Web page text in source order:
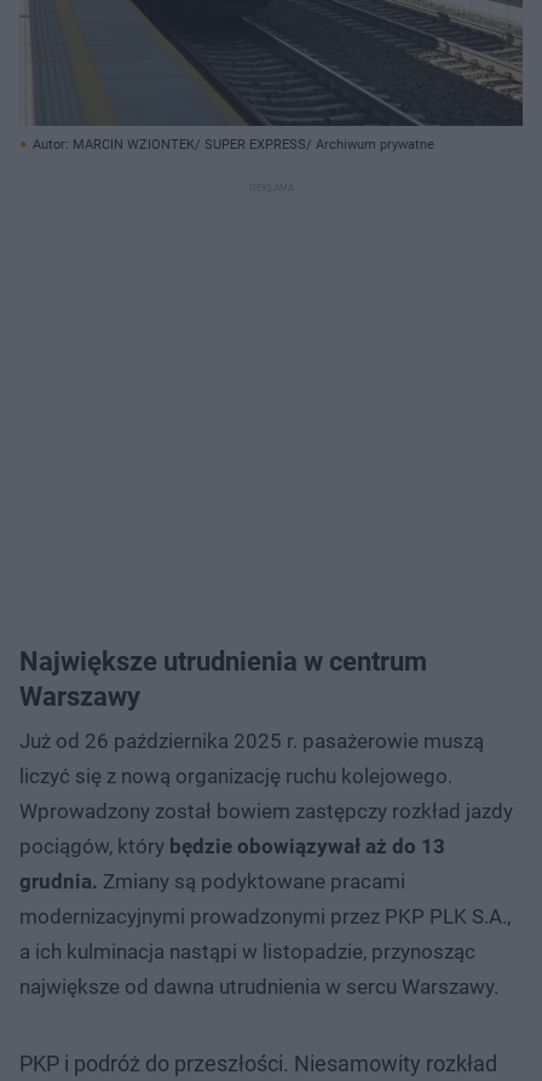
Autor: MARCIN WZIONTEK/ SUPER EXPRESS/ Archiwum prywatne
Największe utrudnienia w centrum
Warszawy
Już od 26 października 2025 r. pasażerowie muszą
liczyć się z nową organizację ruchu kolejowego.
Wprowadzony został bowiem zastępczy rozkład jazdy
pociągów, który będzie obowiązywał aż do 13
grudnia. Zmiany są podyktowane pracami
modernizacyjnymi prowadzonymi przez PKP PLK S.A.,
a ich kulminacja nastąpi w listopadzie, przynosząc
największe od dawna utrudnienia w sercu Warszawy.
PKP i podróż do przeszłości. Niesamowity rozkład